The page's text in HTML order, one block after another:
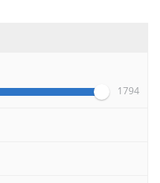
1794